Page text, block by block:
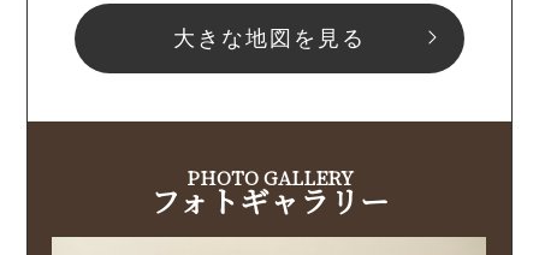
大きな地図を見る
PHOTO GALLERY
フォトギャラリー